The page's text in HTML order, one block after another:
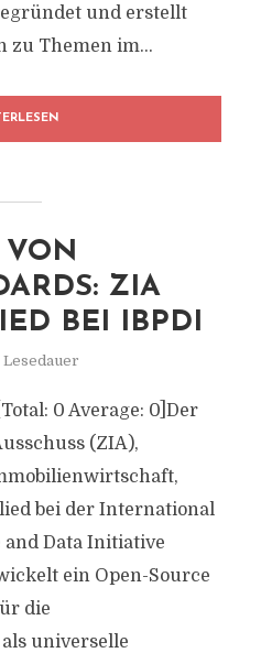
und erstellt
zu Themen im...
VON
ZIA
BEI IBPDI
Lesedauer
0 Average: 0]Der
(ZIA),
bei der International
Data Initiative
ein Open-Source
die
universelle